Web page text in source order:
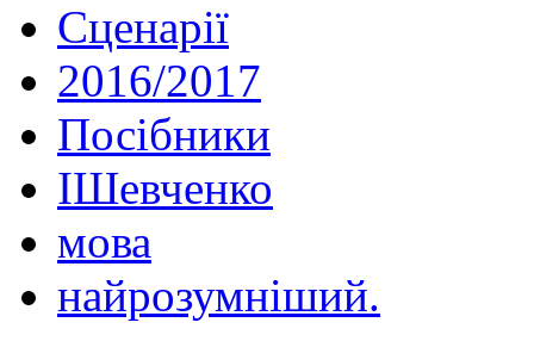
Сценарії
2016/2017
Посібники
IШевченко
мова
найрозумніший.